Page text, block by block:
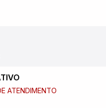
ATENDIMENTO